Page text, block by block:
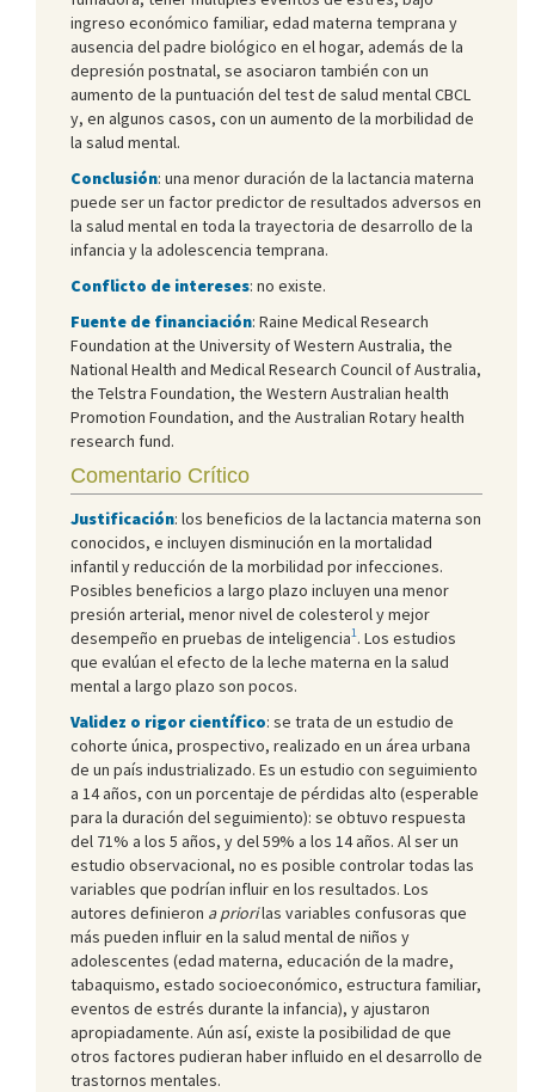
ingreso económico familiar, edad materna temprana y
ausencia del padre biológico en el hogar, además de la
depresión postnatal, se asociaron también con un
aumento de la puntuación del test de salud mental CBCL
y, en algunos casos, con un aumento de la morbilidad de
la salud mental.
Conclusión: una menor duración de la lactancia materna
puede ser un factor predictor de resultados adversos en
la salud mental en toda la trayectoria de desarrollo de la
infancia y la adolescencia temprana.
Conflicto de intereses: no existe.
Fuente de financiación: Raine Medical Research
Foundation at the University of Western Australia, the
National Health and Medical Research Council of Australia,
the Telstra Foundation, the Western Australian health
Promotion Foundation, and the Australian Rotary health
research fund.
Comentario Crítico
Justificación: los beneficios de la lactancia materna son
conocidos, e incluyen disminución en la mortalidad
infantil y reducción de la morbilidad por infecciones.
Posibles beneficios a largo plazo incluyen una menor
presión arterial, menor nivel de colesterol y mejor
desempeño en pruebas de inteligencia1. Los estudios
que evalúan el efecto de la leche materna en la salud
mental a largo plazo son pocos.
Validez o rigor científico: se trata de un estudio de
cohorte única, prospectivo, realizado en un área urbana
de un país industrializado. Es un estudio con seguimiento
a 14 años, con un porcentaje de pérdidas alto (esperable
para la duración del seguimiento): se obtuvo respuesta
del 71% a los 5 años, y del 59% a los 14 años. Al ser un
estudio observacional, no es posible controlar todas las
variables que podrían influir en los resultados. Los
autores definieron a priorilas variables confusoras que
más pueden influir en la salud mental de niños y
adolescentes (edad materna, educación de la madre,
tabaquismo, estado socioeconómico, estructura familiar,
eventos de estrés durante la infancia), y ajustaron
apropiadamente. Aún así, existe la posibilidad de que
otros factores pudieran haber influido en el desarrollo de
trastornos mentales.